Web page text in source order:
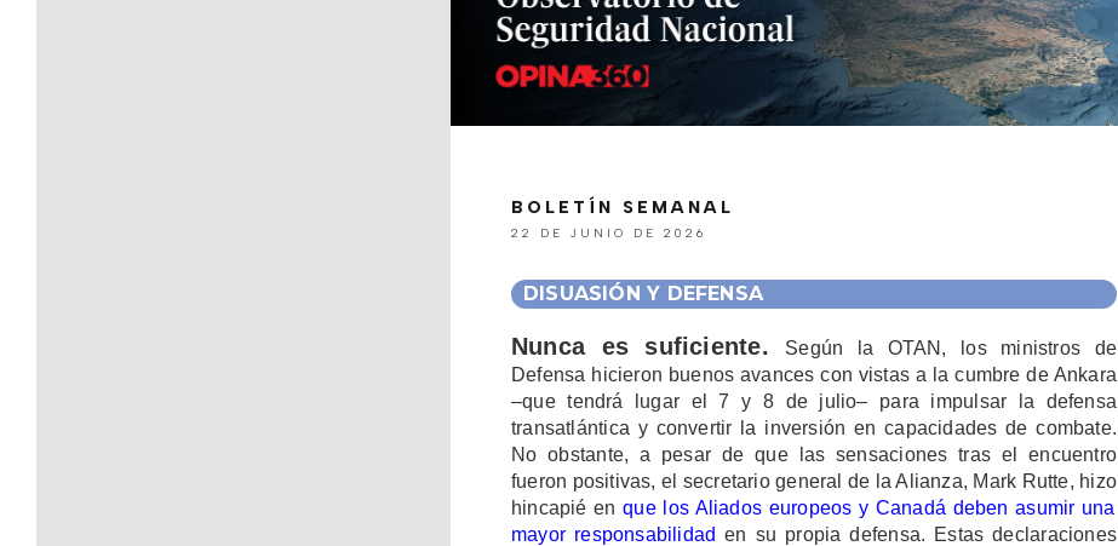
BOLETÍN SEMANAL
22 DE JUNIO DE 2026
DISUASIÓN Y DEFENSA
Nunca es suficiente.
Según la OTAN, los ministros de
Defensa hicieron buenos avances con vistas a la cumbre de Ankara
–que tendrá lugar el 7 y 8 de julio– para impulsar la defensa
transatlántica y convertir la inversión en capacidades de combate.
No obstante, a pesar de que las sensaciones tras el encuentro
fueron positivas, el secretario general de la Alianza, Mark Rutte, hizo
hincapié enque los Aliados europeos y Canadá deben asumir una
mayor responsabilidad en su propia defensa. Estas declaraciones